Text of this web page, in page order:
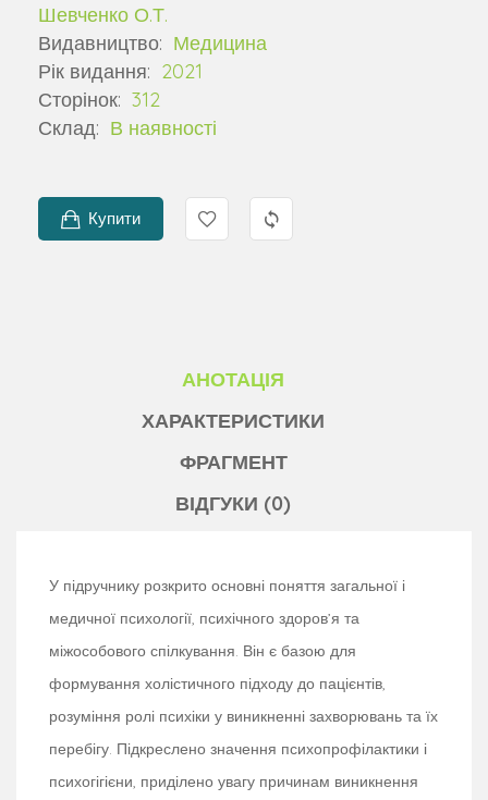
Шевченко О.Т.
Видавництво: Медицина
Рік видання: 2021
Сторінок: 312
Склад: В наявності
Купити
АНОТАЦІЯ
ХАРАКТЕРИСТИКИ
ФРАГМЕНТ
ВІДГУКИ (0)
У підручнику розкрито основні поняття загальної і
медичної психології, психічного здоров’я та
міжособового спілкування. Він є базою для
формування холістичного підходу до пацієнтів,
розуміння ролі психіки у виникненні захворювань та їх
перебігу. Підкреслено значення психопрофілактики і
психогігієни, приділено увагу причинам виникнення